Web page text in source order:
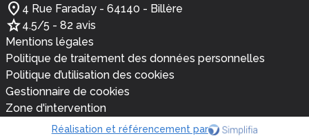
4 Rue Faraday - 64140 - Billère
4.5/5 - 82 avis
Mentions légales
Politique de traitement des données personnelles
Politique d’utilisation des cookies
Gestionnaire de cookies
Zone d'intervention
Réalisation et référencement par